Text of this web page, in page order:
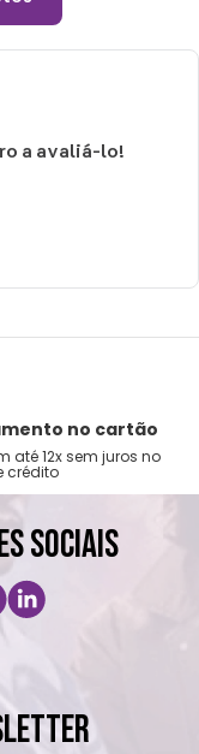
uso:
a avaliá-lo!
no cartão
até 12x sem juros no
crédito
SOCIAIS